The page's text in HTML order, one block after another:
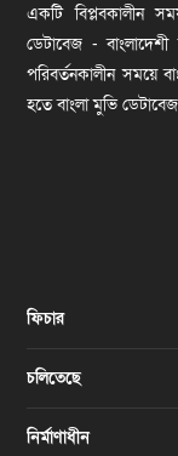
একটি বিপ্লবকালীন
ডেটাবেজ - বাংলাদেশী
পরিবর্তনকালীন সময়ে
হতে বাংলা মুভি
ফিচার
চলিতেছে
নির্মাণাধীন